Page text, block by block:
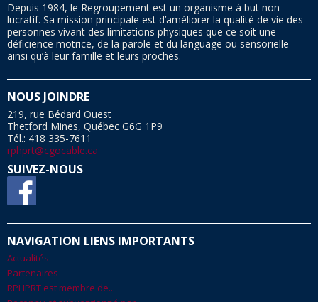
Depuis 1984, le Regroupement est un organisme à but non
lucratif. Sa mission principale est d’améliorer la qualité de vie des
personnes vivant des limitations physiques que ce soit une
déficience motrice, de la parole et du language ou sensorielle
ainsi qu’à leur famille et leurs proches.
NOUS JOINDRE
219, rue Bédard Ouest
Thetford Mines, Québec G6G 1P9
Tél.: 418 335-7611
rphprt@cgocable.ca
SUIVEZ-NOUS
NAVIGATION LIENS IMPORTANTS
Actualités
Partenaires
RPHPRT est membre de...